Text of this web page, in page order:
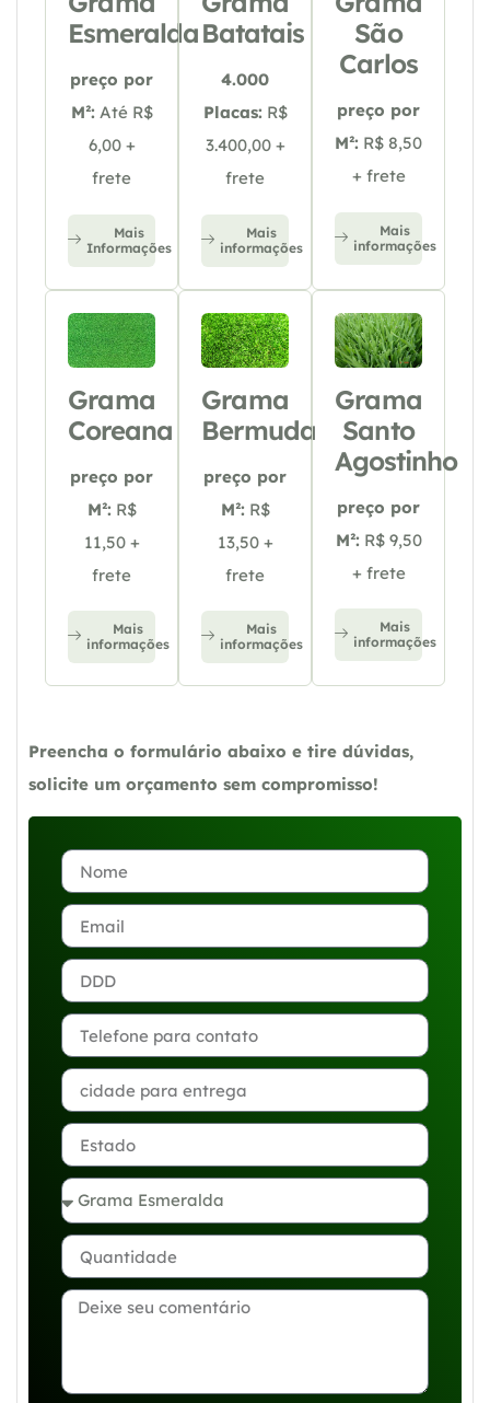
Esmeralda
preço por
M²: Até R$
6,00 +
frete
Mais
Informações
Batatais
4.000
Placas: R$
3.400,00 +
frete
Mais
informações
São
Carlos
preço por
M²: R$ 8,50
+ frete
Mais
informações
Grama
Coreana
preço por
M²: R$
11,50 +
frete
Mais
informações
Grama
Bermuda
preço por
M²: R$
13,50 +
frete
Mais
informações
Grama
Santo
Agostinho
preço por
M²: R$ 9,50
+ frete
Mais
informações
Preencha o formulário abaixo e tire dúvidas,
solicite um orçamento sem compromisso!